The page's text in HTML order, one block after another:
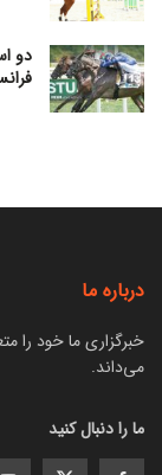
دو
درباره ما
خبرگزاری ما خود را
می‌داند.
ما را دنبال کنید